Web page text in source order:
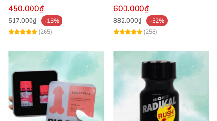
khoái mạnh mẽ
450.000₫
517.000₫
-13%
(265)
mẽ cực đỉnh
600.000₫
882.000₫
-32%
(258)